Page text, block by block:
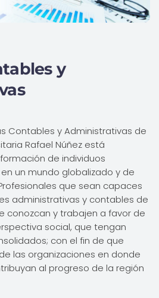
y
Contables y Administrativas de
Rafael Núñez está
de individuos
un mundo globalizado y de
que sean capaces
administrativas y contables de
conozcan y trabajen a favor de
social, que tengan
con el fin de que
las organizaciones en donde
al progreso de la región